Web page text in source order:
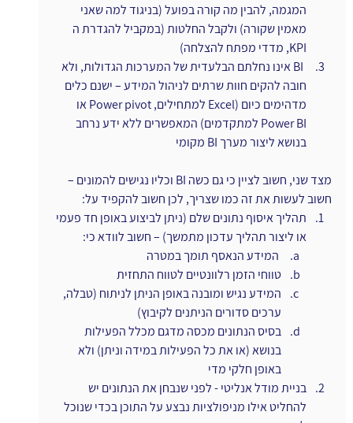
המגמה, להבין מה קורה בפועל (בניגוד למה שאני
מאמין שקורה) ולקבל החלטות (במקביל להגדרת ה
KPI, מדדי מפתח להצלחה)
BI אינו נחלתם הבלעדית של המערכות הגדולות, ולא
חובה להקים חוות שרתים לניהול המידע – ישנם כלים
מדהימים כיום (Excel למתחילים, Power pivot או
Power BI למתקדמים) המאפשרים ללא ידע נרחב
בנושא ליצור מערך BI מקומי
מצד שני, חשוב לציין כי גם כשה BI וכליו נגישים להמונים –
חשוב לעשות את זה כמו שצריך, לכן חשוב להקפיד על:
תהליך איסוף נתונים שלם (ניתן לביצוע באופן חד פעמי
או ליצור תהליך עדכון מתמשך) – חשוב לוודא כי:
טווחי הזמן רלוונטיים לטווח התחזית
המידע נגיש ומובנה באופן הניתן לניתוח (טבלה,
ערכים סדורים הניתנים לקיבוץ)
בסיס הנתונים מכסה מדגם מכלל הפעילות
בנושא (או את כל הפעילות במידה וניתן) ולא
באופן חלקי מדי
בניית מודל אנליטי - לפני שנבחן את הנתונים יש
להחליט אילו מניפולציות נבצע על התוכן בכדי שנוכל